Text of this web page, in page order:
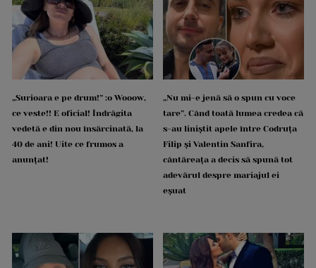
„Surioara e pe drum!” :o Wooow,
ce veste!! E oficial! Îndrăgita
vedetă e din nou însărcinată, la
40 de ani! Uite ce frumos a
anunțat!
„Nu mi-e jenă să o spun cu voce
tare”. Când toată lumea credea că
s-au liniștit apele între Codruța
Filip și Valentin Sanfira,
cântăreața a decis să spună tot
adevărul despre mariajul ei
eșuat